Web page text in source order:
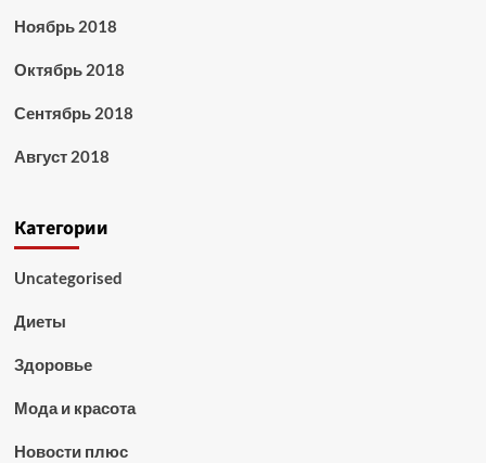
Ноябрь 2018
Октябрь 2018
Сентябрь 2018
Август 2018
Категории
Uncategorised
Диеты
Здоровье
Мода и красота
Новости плюс